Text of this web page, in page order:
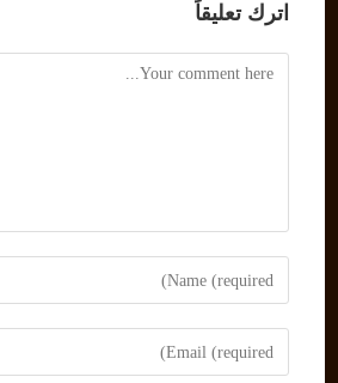
اترك تعليقاً
Comment
Enter
your
name
Enter
your